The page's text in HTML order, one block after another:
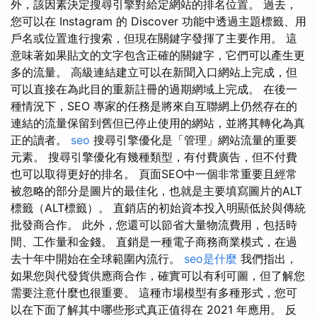
外，該因素決定搜尋引擎對給定網站的排名位置。 過去，
您可以在 Instagram 的 Discover 功能中透過主題標籤、用
戶名或位置進行搜索，但現在關鍵字發揮了主要作用。 這
意味著如果貼文的文字包含正確的關鍵字，它們可以產生更
多的流量。 高級連結建立可以在新聞入口網站上完成，但
可以直接在為此目的重新註冊的過期網域上完成。 在後一
種情況下，SEO 專家的任務是將來自互聯網上仍然存在的
連結的流量保留到舊但已停止使用的網站，並將其轉化為真
正的讀者。 seo 搜尋引擎優化是「管理」網站流量的重要
元素。 搜尋引擎優化有幾種類型，有付費廣告，但不付費
也可以取得更好的排名。 頁面SEO中一個非常重要且經常
被忽略的部分是圖片的最佳化，也就是主要填寫圖片的ALT
標籤（ALT標籤）。 直銷店的初始資本投入明顯低於與傳統
批發商合作。 此外，您還可以節省大量物流費用，包括時
間、工作量和金錢。 直銷是一種電子商務商業模式，在過
去十年中開始在全球範圍內流行。 seo是什麼 我們指出，
如果您與代發貨供應商合作，確實可以有利可圖，但了解您
需要注意什麼也很重要。 這種市場模型有多種形式，您可
以在下面了解其中哪些形式真正值得在 2021 年應用。 反